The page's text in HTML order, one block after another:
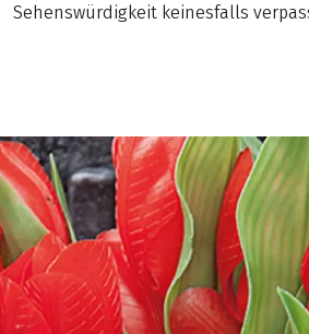
Sehenswürdigkeit keinesfalls